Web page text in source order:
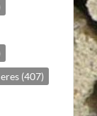
(407)